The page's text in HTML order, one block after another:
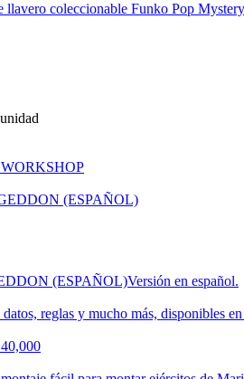
llavero coleccionable Funko Pop
unidad
(ESPAÑOL)Versión en español.
reglas y mucho más, disponibles